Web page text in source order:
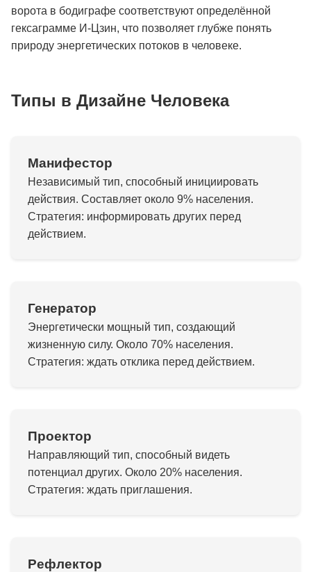
ворота в бодиграфе соответствуют определённой
гексаграмме И-Цзин, что позволяет глубже понять
природу энергетических потоков в человеке.
Типы в Дизайне Человека
Манифестор
Независимый тип, способный инициировать
действия. Составляет около 9% населения.
Стратегия: информировать других перед
действием.
Генератор
Энергетически мощный тип, создающий
жизненную силу. Около 70% населения.
Стратегия: ждать отклика перед действием.
Проектор
Направляющий тип, способный видеть
потенциал других. Около 20% населения.
Стратегия: ждать приглашения.
Рефлектор